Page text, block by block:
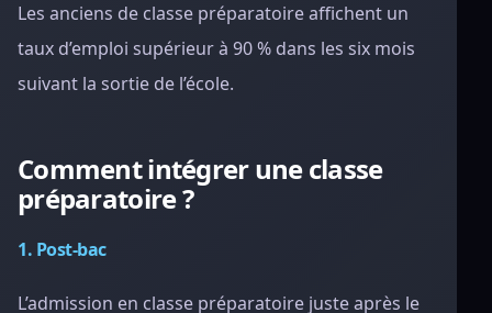
Les anciens de classe préparatoire affichent un
taux d’emploi supérieur à 90 % dans les six mois
suivant la sortie de l’école.
Comment intégrer une classe
préparatoire ?
1. Post-bac
L’admission en classe préparatoire juste après le